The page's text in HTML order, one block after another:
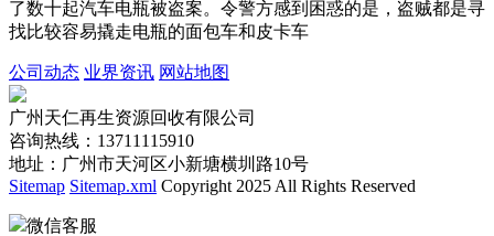
了数十起汽车电瓶被盗案。令警方感到困惑的是，盗贼都是寻
找比较容易撬走电瓶的面包车和皮卡车
公司动态 业界资讯 网站地图
广州天仁再生资源回收有限公司
咨询热线：13711115910
地址：广州市天河区小新塘横圳路10号
Sitemap Sitemap.xml Copyright 2025 All Rights Reserved
微信客服